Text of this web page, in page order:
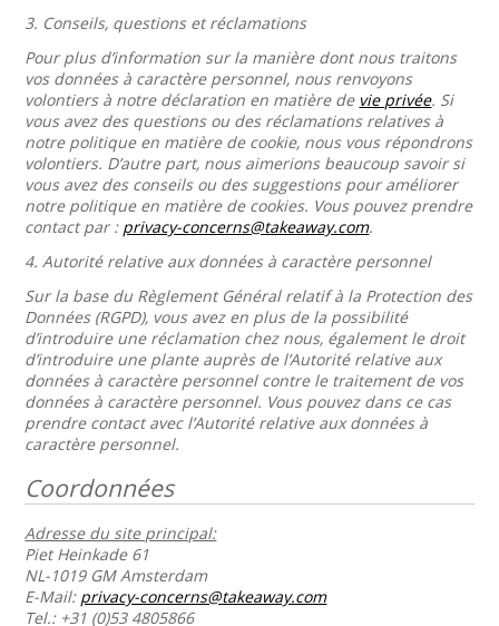
3. Conseils, questions et réclamations
Pour plus d’information sur la manière dont nous traitons
vos données à caractère personnel, nous renvoyons
volontiers à notre déclaration en matière de vie privée. Si
vous avez des questions ou des réclamations relatives à
notre politique en matière de cookie, nous vous répondrons
volontiers. D’autre part, nous aimerions beaucoup savoir si
vous avez des conseils ou des suggestions pour améliorer
notre politique en matière de cookies. Vous pouvez prendre
contact par : privacy-concerns@takeaway.com.
4.Autorité relative aux données à caractère personnel
Sur la base du Règlement Général relatif à la Protection des
Données (RGPD), vous avez en plus de la possibilité
d’introduire une réclamation chez nous, également le droit
d’introduire une plante auprès de l’Autorité relative aux
données à caractère personnel contre le traitement de vos
données à caractère personnel. Vous pouvez dans ce cas
prendre contact avec l’Autorité relative aux données à
caractère personnel.
Coordonnées
Adresse du site principal:
Piet Heinkade 61
NL-1019 GM Amsterdam
E-Mail: privacy-concerns@takeaway.com
Tel.: +31 (0)53 4805866